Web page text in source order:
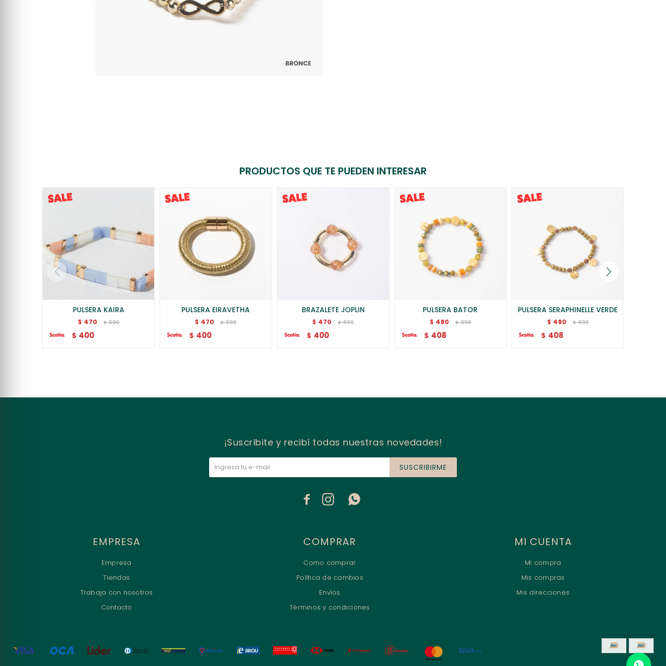
PRODUCTOS QUE TE PUEDEN INTERESAR
PULSERA KAIRA
$ 470 $ 590
$ 400
PULSERA EIRAVETHA
$ 470 $ 590
$ 400
BRAZALETE JOPLIN
$ 470 $ 590
$ 400
PULSERA BATOR
$ 480 $ 690
$ 408
PULSERA SERAPHINELLE VERDE
$ 480 $ 690
$ 408
EMPRESA
Empresa
Tiendas
Trabaja con nosotros
Contacto
COMPRAR
Como comprar
Política de cambios
Envíos
Términos y condiciones
MI CUENTA
Mi compra
Mis compras
Mis direcciones
¡Suscribite y recibí todas nuestras novedades!
SUSCRIBIRME
  